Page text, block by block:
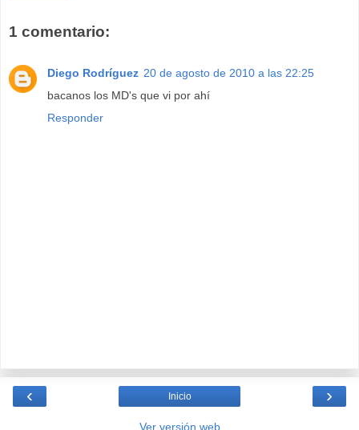
1 comentario:
Diego Rodríguez 20 de agosto de 2010 a las 22:25
bacanos los MD's que vi por ahí
Responder
‹ ›
Inicio
Ver versión web